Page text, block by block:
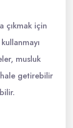
çıkmak için
musluk
getirebilir